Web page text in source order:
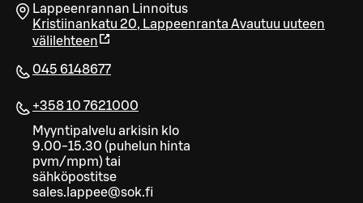
Lappeenrannan Linnoitus
Kristiinankatu 20, Lappeenranta Avautuu uuteen
välilehteen
045 6148677
+358 10 7621000
Myyntipalvelu arkisin klo
9.00-15.30 (puhelun hinta
pvm/mpm) tai
sähköpostitse
sales.lappee@sok.fi